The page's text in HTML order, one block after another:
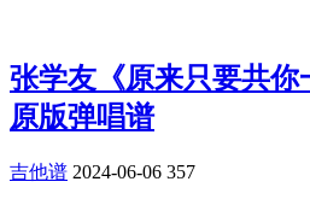
张学友《原来只要共你
原版弹唱谱
吉他谱 2024-06-06 357